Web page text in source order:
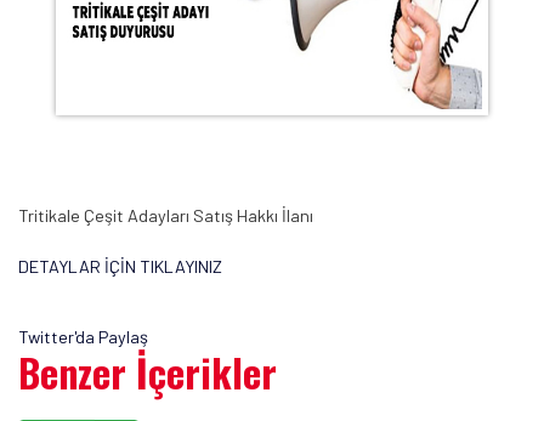
Tritikale Çeşit Adayları Satış Hakkı İlanı
DETAYLAR İÇİN TIKLAYINIZ
Twitter'da Paylaş
Benzer İçerikler